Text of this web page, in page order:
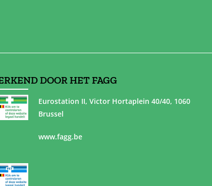
DOOR HET FAGG
Eurostation II, Victor Hortaplein 40/40, 1060
Brussel
www.fagg.be